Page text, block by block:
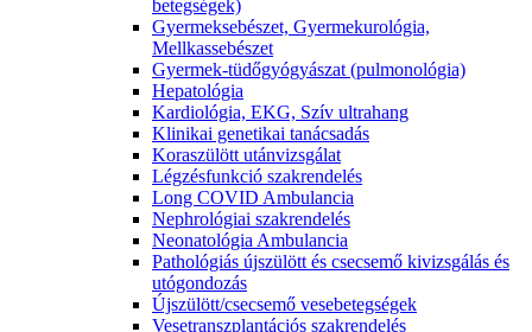
betegségek)
Gyermeksebészet, Gyermekurológia,
Mellkassebészet
Gyermek-tüdőgyógyászat (pulmonológia)
Hepatológia
Kardiológia, EKG, Szív ultrahang
Klinikai genetikai tanácsadás
Koraszülött utánvizsgálat
Légzésfunkció szakrendelés
Long COVID Ambulancia
Nephrológiai szakrendelés
Neonatológia Ambulancia
Pathológiás újszülött és csecsemő kivizsgálás és
utógondozás
Újszülött/csecsemő vesebetegségek
Vesetranszplantációs szakrendelés